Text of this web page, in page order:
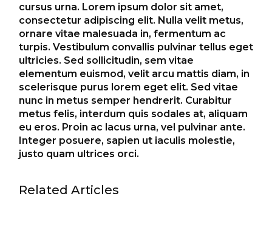
cursus urna. Lorem ipsum dolor sit amet,
consectetur adipiscing elit. Nulla velit metus,
ornare vitae malesuada in, fermentum ac
turpis. Vestibulum convallis pulvinar tellus eget
ultricies. Sed sollicitudin, sem vitae
elementum euismod, velit arcu mattis diam, in
scelerisque purus lorem eget elit. Sed vitae
nunc in metus semper hendrerit. Curabitur
metus felis, interdum quis sodales at, aliquam
eu eros. Proin ac lacus urna, vel pulvinar ante.
Integer posuere, sapien ut iaculis molestie,
justo quam ultrices orci.
Related Articles